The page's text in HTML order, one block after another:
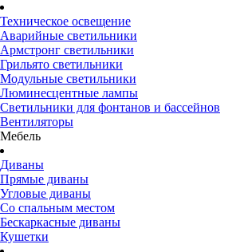
Техническое освещение
Аварийные светильники
Армстронг светильники
Грильято светильники
Модульные светильники
Люминесцентные лампы
Светильники для фонтанов и бассейнов
Вентиляторы
Мебель
Диваны
Прямые диваны
Угловые диваны
Со спальным местом
Бескаркасные диваны
Кушетки